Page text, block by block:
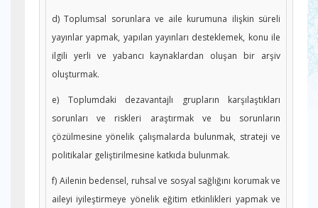
d) Toplumsal sorunlara ve aile kurumuna ilişkin süreli
yayınlar yapmak, yapılan yayınları desteklemek, konu ile
ilgili yerli ve yabancı kaynaklardan oluşan bir arşiv
oluşturmak.
e) Toplumdaki dezavantajlı grupların karşılaştıkları
sorunları ve riskleri araştırmak ve bu sorunların
çözülmesine yönelik çalışmalarda bulunmak, strateji ve
politikalar geliştirilmesine katkıda bulunmak.
f) Ailenin bedensel, ruhsal ve sosyal sağlığını korumak ve
aileyi iyileştirmeye yönelik eğitim etkinlikleri yapmak ve